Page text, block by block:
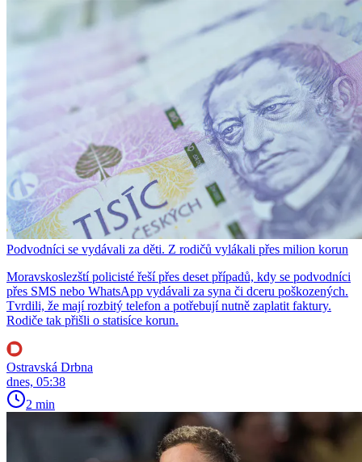
Podvodníci se vydávali za děti. Z rodičů vylákali přes milion korun
Moravskoslezští policisté řeší přes deset případů, kdy se podvodníci
přes SMS nebo WhatsApp vydávali za syna či dceru poškozených.
Tvrdili, že mají rozbitý telefon a potřebují nutně zaplatit faktury.
Rodiče tak přišli o statisíce korun.
Ostravská Drbna
dnes, 05:38
2 min